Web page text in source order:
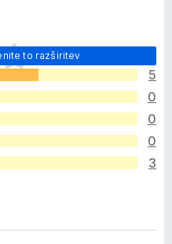
to razširitev
5
0
0
0
3